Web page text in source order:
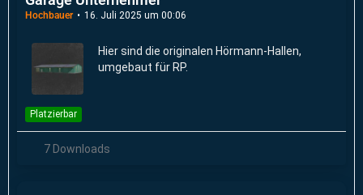
Hochbauer 16. Juli 2025 um 00:06
Hier sind die originalen Hörmann-Hallen,
umgebaut für RP.
Platzierbar
7 Downloads